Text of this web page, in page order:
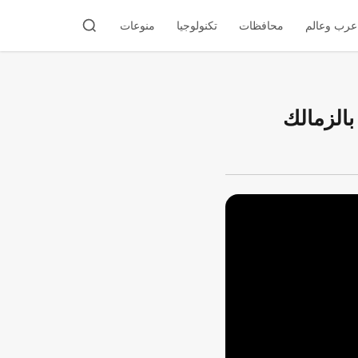
عرب وعالم محافظات تكنولوجيا منوعات